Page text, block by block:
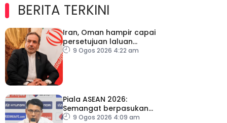
BERITA TERKINI
Iran, Oman hampir capai
persetujuan laluan
sementara Selat Hormuz
9 Ogos 2026 4:22 am
Piala ASEAN 2026:
Semangat berpasukan
kunci Harimau Malaya ke
9 Ogos 2026 4:09 am